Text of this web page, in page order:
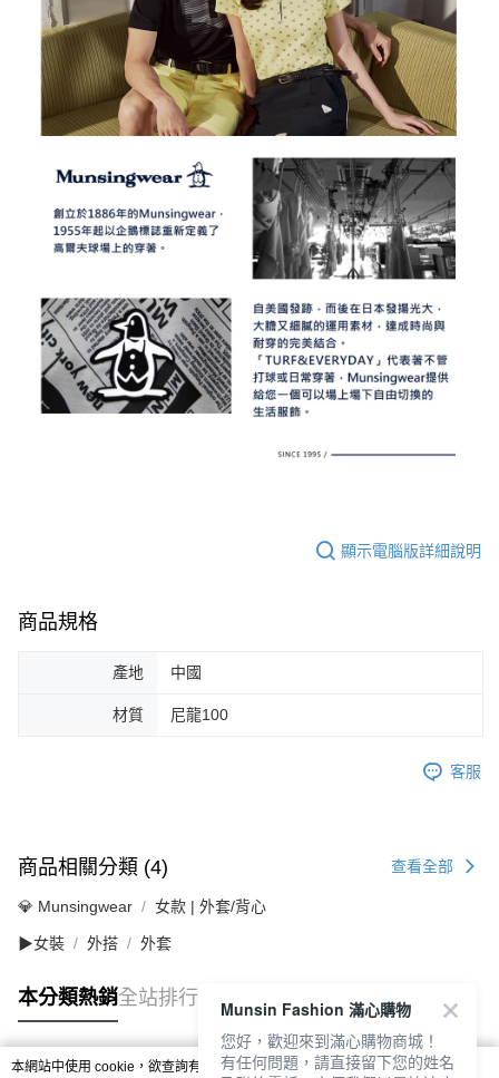
顯示電腦版詳細說明
商品規格
產地 中國
材質 尼龍100
客服
商品相關分類 (4) 查看全部
💎 Munsingwear 女款 | 外套/背心
▶女裝 外搭 外套
本分類熱銷全站排行
本網站中使用 cookie，欲查詢有關本網站使用 cookie 方式之詳情，及若您不希
Munsin Fashion 滿心購物
您好，歡迎來到滿心購物商城！
有任何問題，請直接留下您的姓名